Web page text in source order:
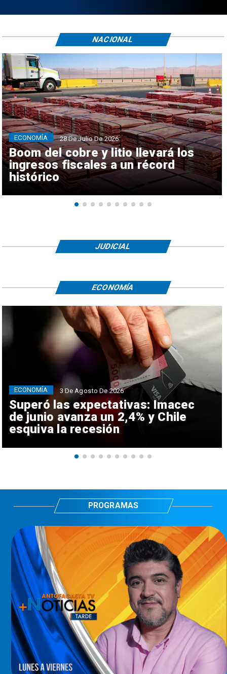
Boom del cobre y litio llevará los
ingresos fiscales a un récord
histórico
ECONOMÍA 28 De Julio De 2026
NACIONAL
JUDICIAL
Superó las expectativas: Imacec
de junio avanza un 2,4% y Chile
esquiva la recesión
ECONOMÍA 3 De Agosto De 2026
ECONOMÍA
PROGRAMAS